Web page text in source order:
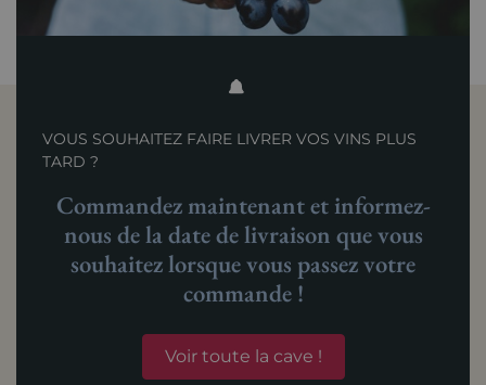
VOUS SOUHAITEZ FAIRE LIVRER VOS VINS PLUS
TARD ?
Commandez maintenant et informez-
nous de la date de livraison que vous
souhaitez lorsque vous passez votre
commande !
Voir toute la cave !